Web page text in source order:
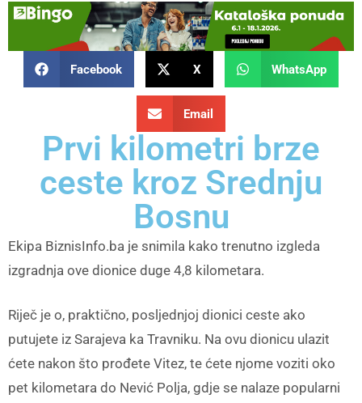
Facebook X WhatsApp
Email
Prvi kilometri brze
ceste kroz Srednju
Bosnu
Ekipa BiznisInfo.ba je snimila kako trenutno izgleda
izgradnja ove dionice duge 4,8 kilometara.
Riječ je o, praktično, posljednjoj dionici ceste ako
putujete iz Sarajeva ka Travniku. Na ovu dionicu ulazit
ćete nakon što prođete Vitez, te ćete njome voziti oko
pet kilometara do Nević Polja, gdje se nalaze popularni